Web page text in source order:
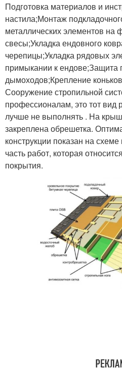
Подготовка материалов и
настила;Монтаж
металлических элементов на
свесы;Укладка ендовного
черепицы;Укладка рядовых
примыкании к ендове;Защита
дымоходов;Крепление
Сооружение стропильной
профессионалам, это тот вид
лучше не выполнять . На
закреплена обрешетка.
конструкции показан на
часть работ, которая
покрытия.